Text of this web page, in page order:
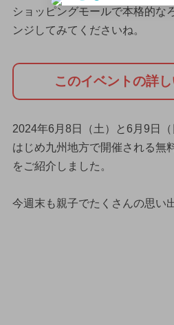
ショッピングモールで本格的な
ンジしてみてくださいね。
このイベントの詳
2024年6月8日（土）と6月9日
はじめ九州地方で開催される無
をご紹介しました。
今週末も親子でたくさんの思い